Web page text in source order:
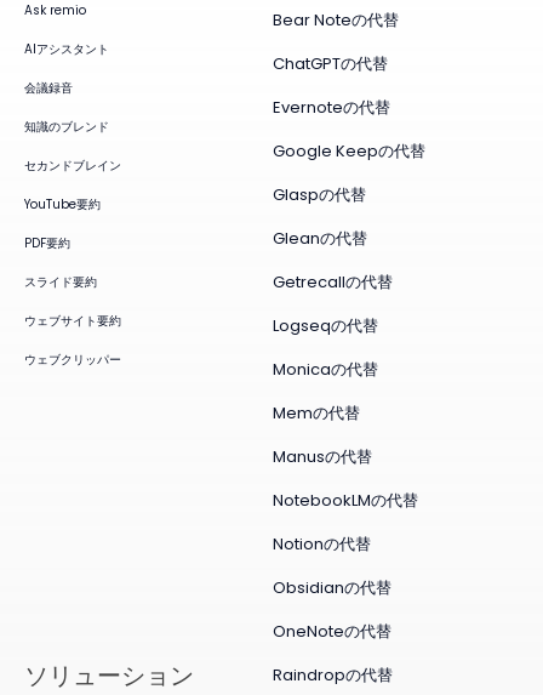
Ask remio
AIアシスタント
会議録音
知識のブレンド
セカンドブレイン
YouTube要約
PDF要約
スライド要約
ウェブサイト要約
ウェブクリッパー
Bear Noteの代替
ChatGPTの代替
Evernoteの代替
Google Keepの代替
Glaspの代替
Gleanの代替
Getrecallの代替
Logseqの代替
Monicaの代替
Memの代替
Manusの代替
NotebookLMの代替
Notionの代替
Obsidianの代替
OneNoteの代替
Raindropの代替
ソリューション